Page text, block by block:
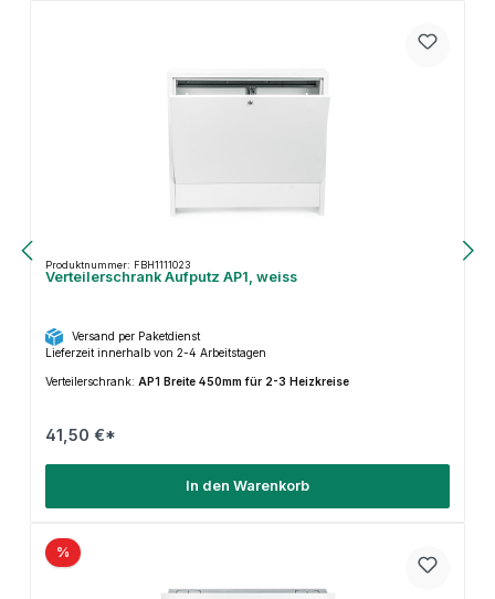
Produktnummer: FBH1111023
Verteilerschrank Aufputz AP1, weiss
Versand per Paketdienst
Lieferzeit innerhalb von 2-4 Arbeitstagen
Verteilerschrank: AP1 Breite 450mm für 2-3 Heizkreise
41,50 €*
In den Warenkorb
%